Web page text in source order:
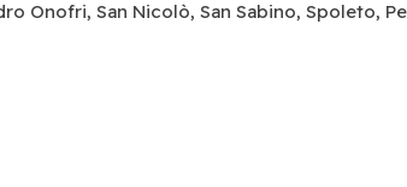
Onofri, San Nicolò, San Sabino, Spoleto,